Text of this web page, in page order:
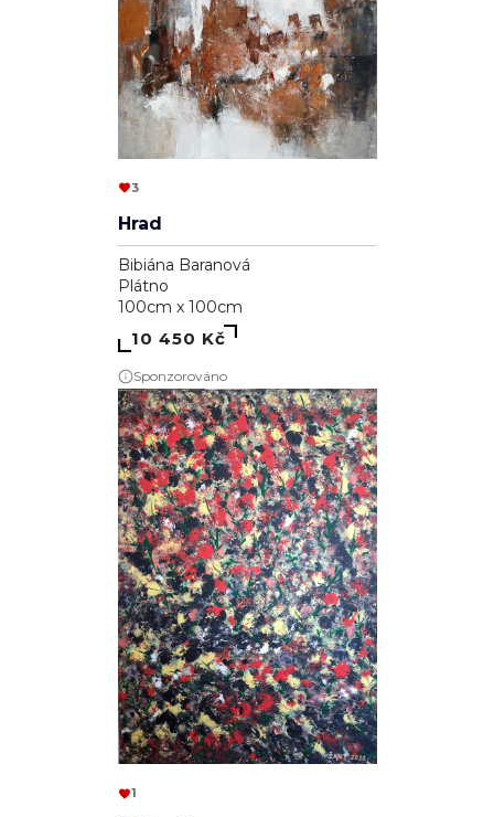
3
Hrad
Bibiána Baranová
Plátno
100cm x 100cm
10 450 Kč
Sponzorováno
1